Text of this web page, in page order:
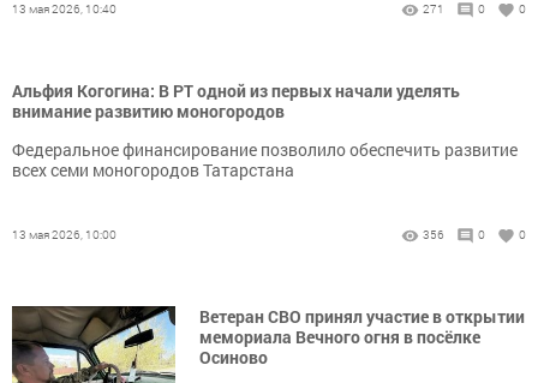
13 мая 2026, 10:40 271 0 0
Альфия Когогина: В РТ одной из первых начали уделять
внимание развитию моногородов
Федеральное финансирование позволило обеспечить развитие
всех семи моногородов Татарстана
13 мая 2026, 10:00 356 0 0
Ветеран СВО принял участие в открытии
мемориала Вечного огня в посёлке
Осиново